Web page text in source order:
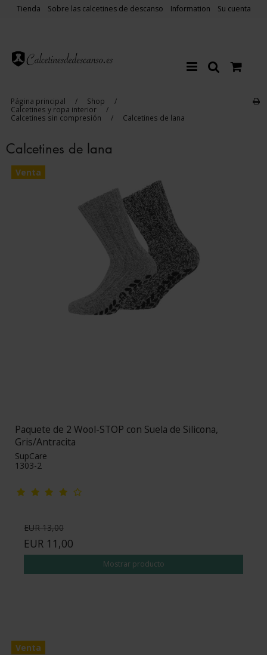
Tienda Sobre las calcetines de descanso Information Su cuenta
Página principal / Shop
/
Calcetines y ropa interior
/
Calcetines sin compresión
/ Calcetines de lana
Calcetines de lana
Venta
Paquete de 2 Wool-STOP con Suela de Silicona,
Gris/Antracita
SupCare
1303-2
EUR 13,00
EUR 11,00
Mostrar producto
Venta